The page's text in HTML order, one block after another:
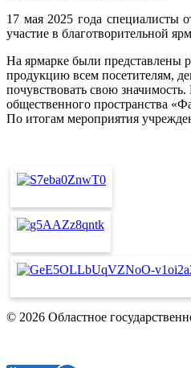
17 мая 2025 года специалисты
участие в благотворительной
На ярмарке были представлены
продукцию всем посетителям,
почувствовать свою
общественного пространства
По итогам мероприятия
© 2026 Областное